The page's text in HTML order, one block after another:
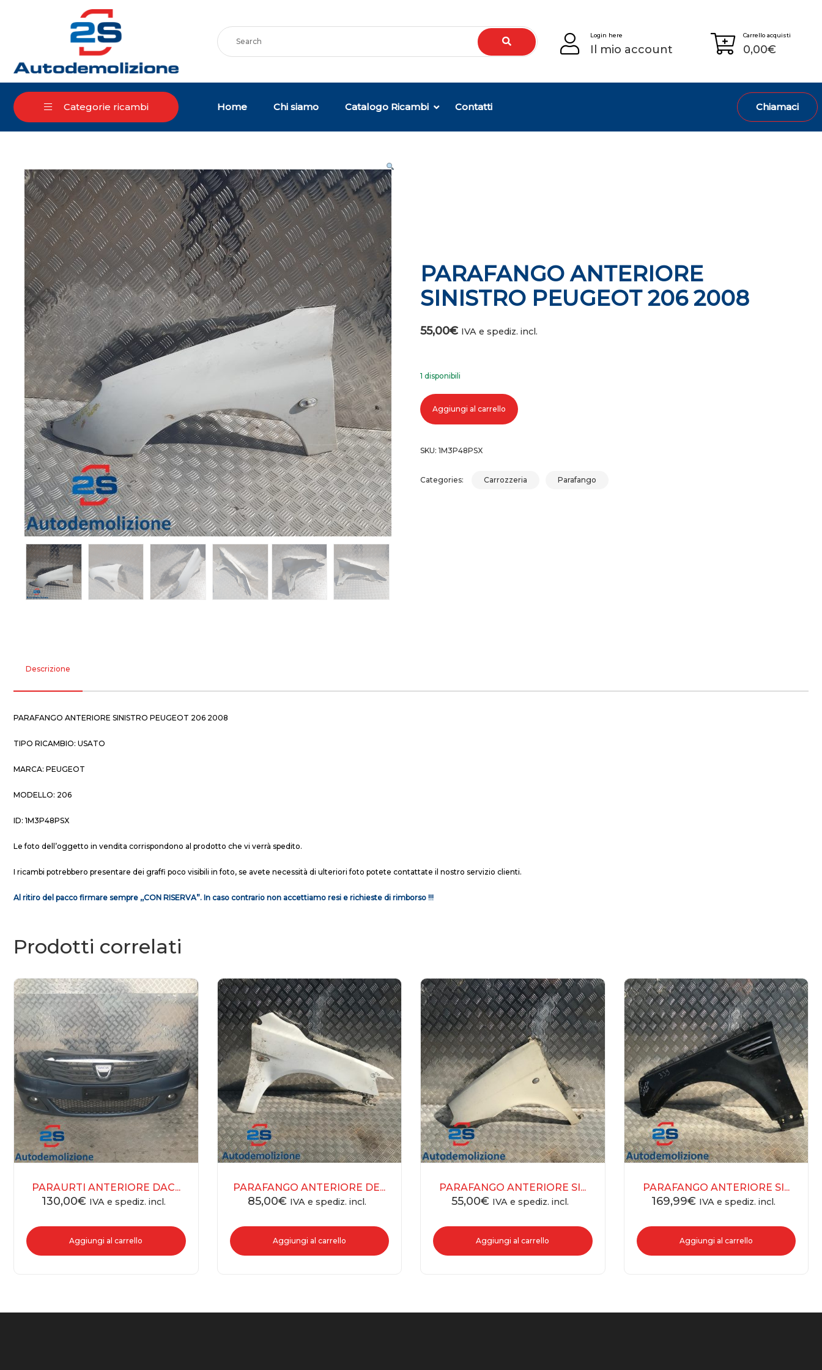
Login here
Il mio account
Carrello acquisti
0,00€
Categorie ricambi Home Chi siamo Catalogo Ricambi Contatti Chiamaci
PARAFANGO ANTERIORE
SINISTRO PEUGEOT 206 2008
55,00€ IVA e spediz. incl.
1 disponibili
PARAFANGO ANTERIORE SINISTRO PEUGEOT 206 2008 quantità
Aggiungi al carrello
SKU: 1M3P48PSX
Categories: Carrozzeria Parafango
Descrizione
PARAFANGO ANTERIORE SINISTRO PEUGEOT 206 2008
TIPO RICAMBIO: USATO
MARCA: PEUGEOT
MODELLO: 206
ID: 1M3P48PSX
Le foto dell’oggetto in vendita corrispondono al prodotto che vi verrà spedito.
I ricambi potrebbero presentare dei graffi poco visibili in foto, se avete necessità di ulteriori foto potete contattate il nostro servizio clienti.
Al ritiro del pacco firmare sempre ,,CON RISERVA”. In caso contrario non accettiamo resi e richieste di rimborso !!!
Prodotti correlati
PARAURTI ANTERIORE DAC...
130,00€ IVA e spediz. incl.
Aggiungi al carrello
PARAFANGO ANTERIORE DE...
85,00€ IVA e spediz. incl.
Aggiungi al carrello
PARAFANGO ANTERIORE SI...
55,00€ IVA e spediz. incl.
Aggiungi al carrello
PARAFANGO ANTERIORE SI...
169,99€ IVA e spediz. incl.
Aggiungi al carrello